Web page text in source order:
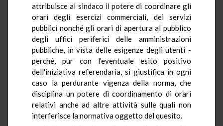
attribuisce al sindaco il potere di coordinare gli
orari degli esercizi commerciali, dei servizi
pubblici nonché gli orari di apertura al pubblico
degli uffici periferici delle amministrazioni
pubbliche, in vista delle esigenze degli utenti -
perché, pur con l'eventuale esito positivo
dell'iniziativa referendaria, si giustifica in ogni
caso la perdurante vigenza della norma, che
disciplina un potere di coordinamento di orari
relativi anche ad altre attività sulle quali non
interferisce la normativa oggetto del quesito.